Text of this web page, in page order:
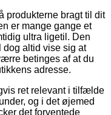
produkterne bragt til dit
er mange gange et
ultra ligetil. Den
dog altid vise sig at
betinges af at du
adresse.
ret relevant i tilfælde
og i det øjemed
det forventede